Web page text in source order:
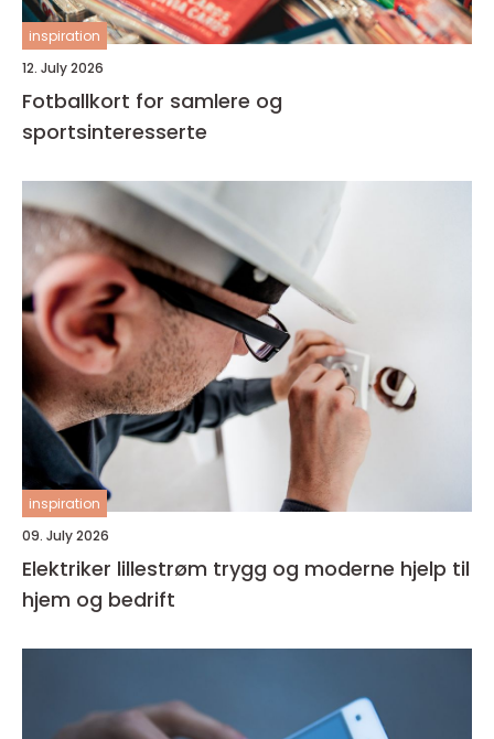
inspiration
12. July 2026
Fotballkort for samlere og
sportsinteresserte
inspiration
09. July 2026
Elektriker lillestrøm trygg og moderne hjelp til
hjem og bedrift